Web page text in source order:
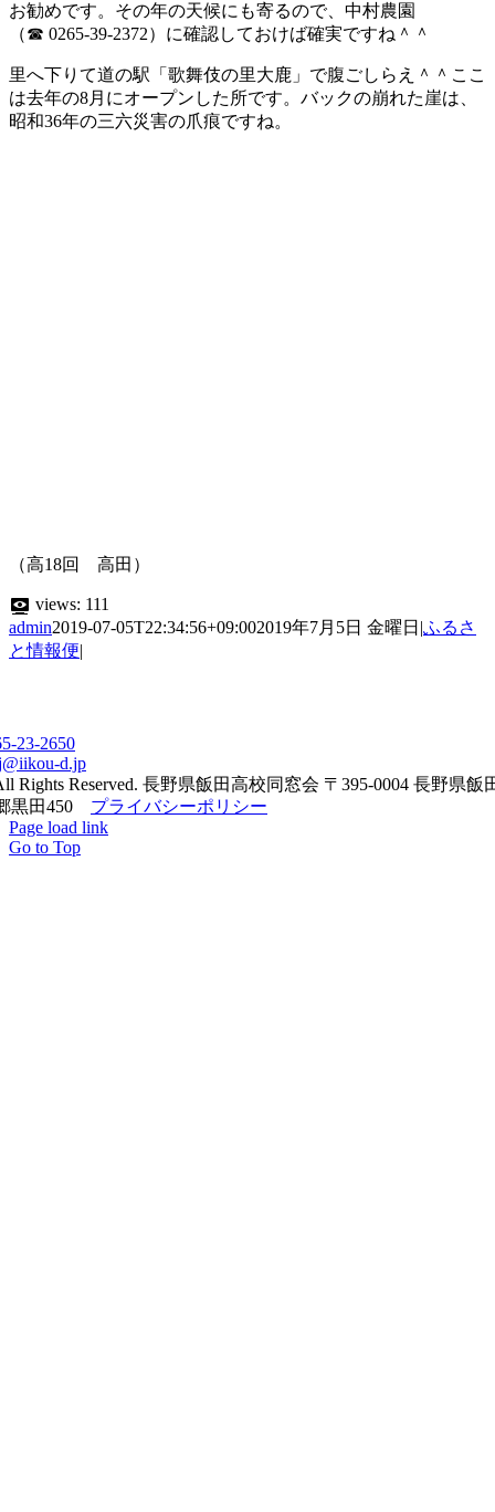
お勧めです。その年の天候にも寄るので、中村農園
（☎ 0265-39-2372）に確認しておけば確実ですね＾＾
里へ下りて道の駅「歌舞伎の里大鹿」で腹ごしらえ＾＾ここ
は去年の8月にオープンした所です。バックの崩れた崖は、
昭和36年の三六災害の爪痕ですね。
（高18回 高田）
views: 111
admin2019-07-05T22:34:56+09:002019年7月5日 金曜日 |ふるさ
と情報便|
23-2650
d.jp
Rights Reserved. 長野県飯田高校同窓会 〒395-0004 長野県飯
黒田450 プライバシーポリシー
Page load link
Go to Top